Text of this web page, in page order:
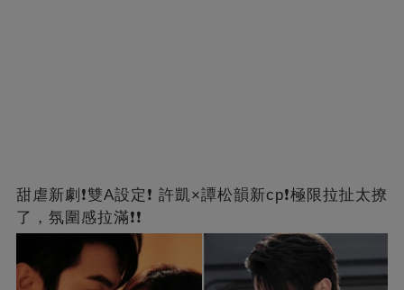
甜虐新劇❗雙A設定❗ 許凱×譚松韻新cp❗️極限拉扯太撩
了，氛圍感拉滿❗❗